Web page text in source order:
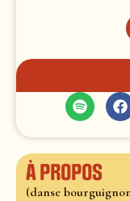
À propos
(danse